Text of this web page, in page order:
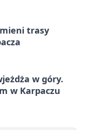
trasy
w góry.
w Karpaczu